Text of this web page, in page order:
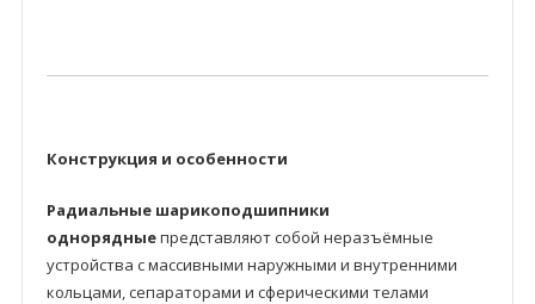
Конструкция и особенности
Радиальные шарикоподшипники
однорядныепредставляют собой неразъёмные
устройства с массивными наружными и внутренними
кольцами, сепараторами и сферическими телами